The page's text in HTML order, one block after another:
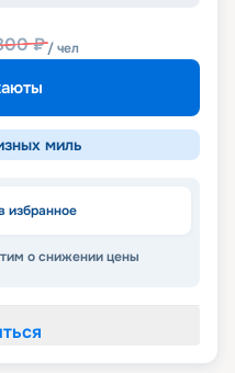
₽/ чел
миль
избранное
о снижении цены